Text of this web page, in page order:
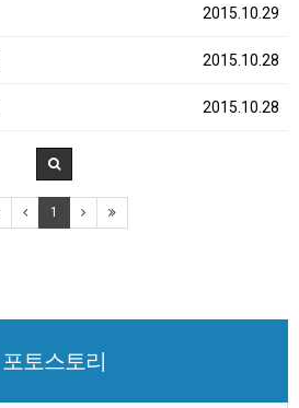
2015.10.29
2015.10.28
2015.10.28
1
포토스토리